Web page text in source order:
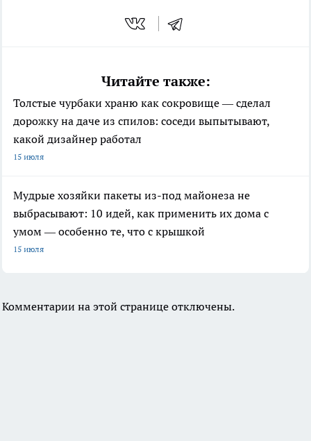
Читайте также:
Толстые чурбаки храню как сокровище — сделал
дорожку на даче из спилов: соседи выпытывают,
какой дизайнер работал
15 июля
Мудрые хозяйки пакеты из-под майонеза не
выбрасывают: 10 идей, как применить их дома с
умом — особенно те, что с крышкой
15 июля
Комментарии на этой странице отключены.